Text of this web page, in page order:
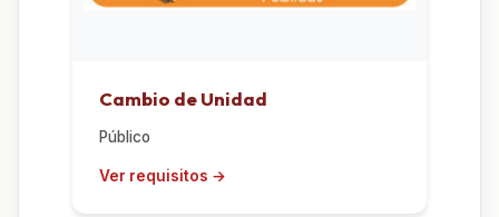
Cambio de Unidad
Público